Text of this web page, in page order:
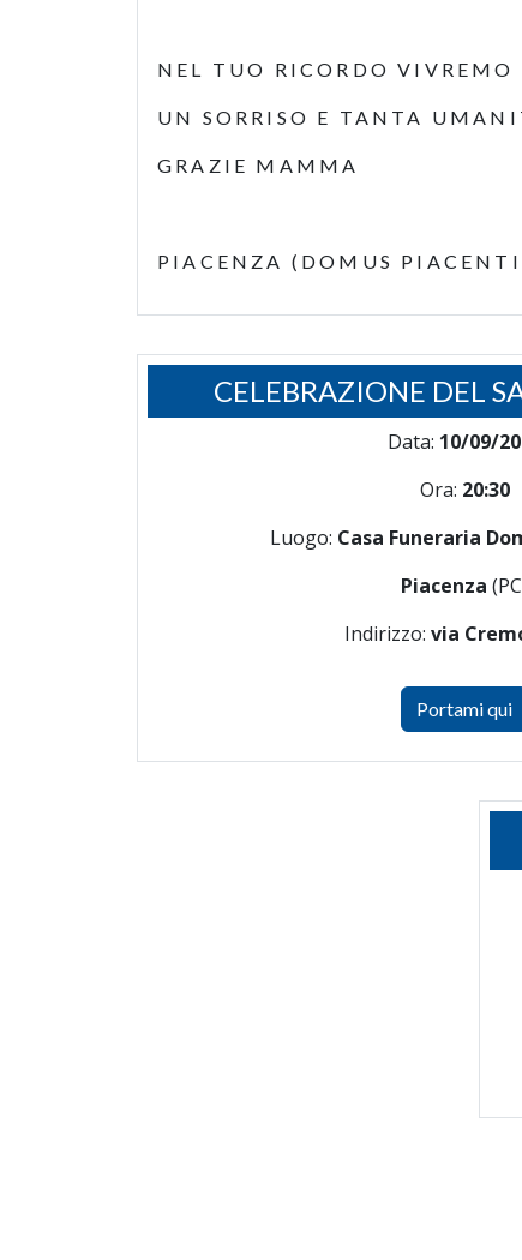
NEL TUO RICORDO VIVREMO
UN SORRISO E TANTA
GRAZIE MAMMA
PIACENZA (DOMUS
CELEBRAZIONE DEL
Data: 10/09/
Ora: 20:30
Luogo: Casa Funeraria
Piacenza
Indirizzo: via
Portami qui